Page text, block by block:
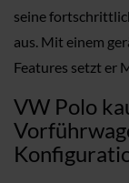
seine
aus. Mit einem
Features setzt er
VW Polo